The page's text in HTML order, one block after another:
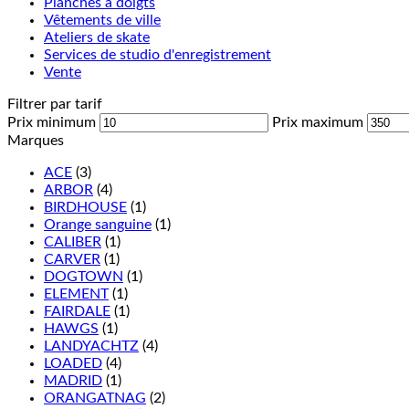
Vêtements de ville
Ateliers de skate
Services de studio d'enregistrement
Vente
Filtrer par tarif
Prix minimum
Prix maximum
Marques
ACE (3)
ARBOR (4)
BIRDHOUSE (1)
Orange sanguine (1)
CALIBER (1)
CARVER (1)
DOGTOWN (1)
ELEMENT (1)
FAIRDALE (1)
HAWGS (1)
LANDYACHTZ (4)
LOADED (4)
MADRID (1)
ORANGATNAG (2)